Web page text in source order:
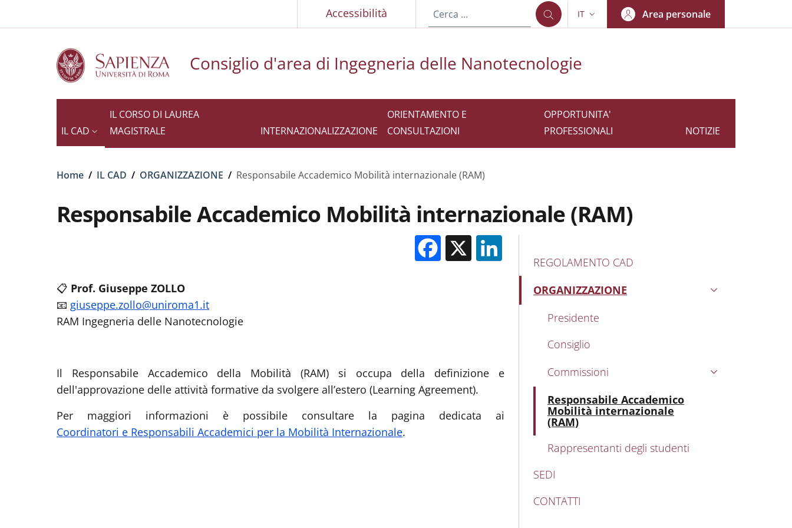
Accessibilità SELETTORE LINGUA: CURRENT LANGUAGE
IT Area personale
Consiglio d'area di Ingegneria delle Nanotecnologie
IL CAD
IL CORSO DI LAUREA
MAGISTRALE
INTERNAZIONALIZZAZIONE
ORIENTAMENTO E
CONSULTAZIONI
OPPORTUNITA'
PROFESSIONALI
NOTIZIE
Briciole di pane
Home / IL CAD / ORGANIZZAZIONE / Responsabile Accademico Mobilità internazionale (RAM)
Responsabile Accademico Mobilità internazionale (RAM)
Facebook
X
📋 Prof. Giuseppe ZOLLO
📧 giuseppe.zollo@uniroma1.it
RAM Ingegneria delle Nanotecnologie
Il Responsabile Accademico della Mobilità (RAM) si occupa della definizione e
dell'approvazione delle attività formative da svolgere all’estero (Learning Agreement).
Per maggiori informazioni è possibile consultare la pagina dedicata ai
Coordinatori e Responsabili Accademici per la Mobilità Internazionale.
MAIN NAVIGATION
REGOLAMENTO CAD
ORGANIZZAZIONE
Attivo
Presidente
Consiglio
Commissioni
Responsabile Accademico
Mobilità internazionale
(RAM)
Rappresentanti degli studenti
SEDI
CONTATTI